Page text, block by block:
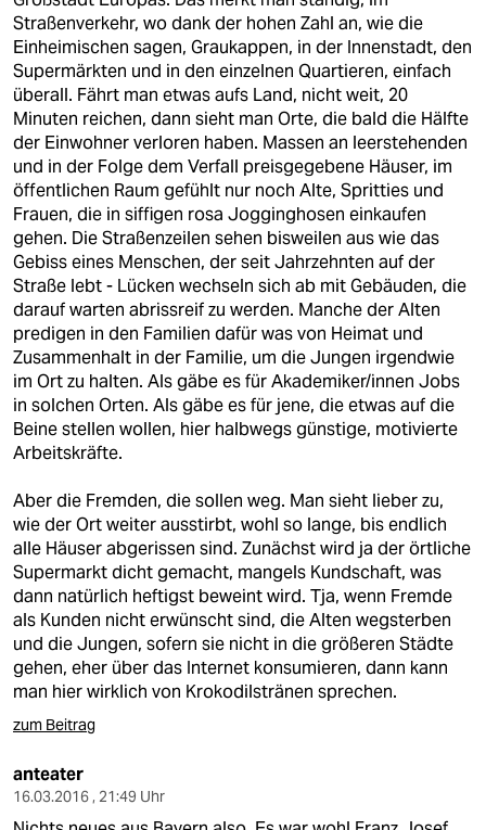
Straßenverkehr, wo dank der hohen Zahl an, wie die
Einheimischen sagen, Graukappen, in der Innenstadt, den
Supermärkten und in den einzelnen Quartieren, einfach
überall. Fährt man etwas aufs Land, nicht weit, 20
Minuten reichen, dann sieht man Orte, die bald die Hälfte
der Einwohner verloren haben. Massen an leerstehenden
und in der Folge dem Verfall preisgegebene Häuser, im
öffentlichen Raum gefühlt nur noch Alte, Spritties und
Frauen, die in siffigen rosa Jogginghosen einkaufen
gehen. Die Straßenzeilen sehen bisweilen aus wie das
Gebiss eines Menschen, der seit Jahrzehnten auf der
Straße lebt - Lücken wechseln sich ab mit Gebäuden, die
darauf warten abrissreif zu werden. Manche der Alten
predigen in den Familien dafür was von Heimat und
Zusammenhalt in der Familie, um die Jungen irgendwie
im Ort zu halten. Als gäbe es für Akademiker/innen Jobs
in solchen Orten. Als gäbe es für jene, die etwas auf die
Beine stellen wollen, hier halbwegs günstige, motivierte
Arbeitskräfte.
Aber die Fremden, die sollen weg. Man sieht lieber zu,
wie der Ort weiter ausstirbt, wohl so lange, bis endlich
alle Häuser abgerissen sind. Zunächst wird ja der örtliche
Supermarkt dicht gemacht, mangels Kundschaft, was
dann natürlich heftigst beweint wird. Tja, wenn Fremde
als Kunden nicht erwünscht sind, die Alten wegsterben
und die Jungen, sofern sie nicht in die größeren Städte
gehen, eher über das Internet konsumieren, dann kann
man hier wirklich von Krokodilstränen sprechen.
zum Beitrag
anteater
16.03.2016 , 21:49 Uhr